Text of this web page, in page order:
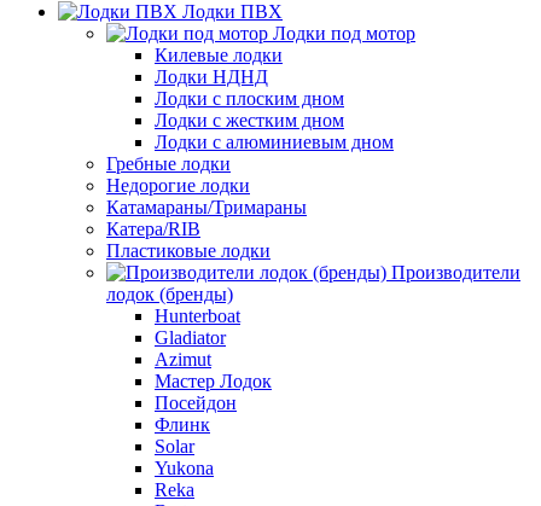
Лодки ПВХ
Лодки под мотор
Килевые лодки
Лодки НДНД
Лодки с плоским дном
Лодки с жестким дном
Лодки с алюминиевым дном
Гребные лодки
Недорогие лодки
Катамараны/Тримараны
Катера/RIB
Пластиковые лодки
Производители
лодок (бренды)
Hunterboat
Gladiator
Azimut
Мастер Лодок
Посейдон
Флинк
Solar
Yukona
Reka